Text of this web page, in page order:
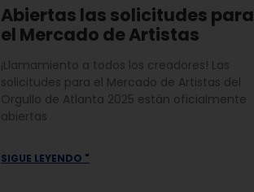
Abiertas las solicitudes para
el Mercado de Artistas
¡Llamamiento a todos los creadores! Las
solicitudes para el Mercado de Artistas del
Orgullo de Atlanta 2025 están oficialmente
abiertas
SIGUE LEYENDO "